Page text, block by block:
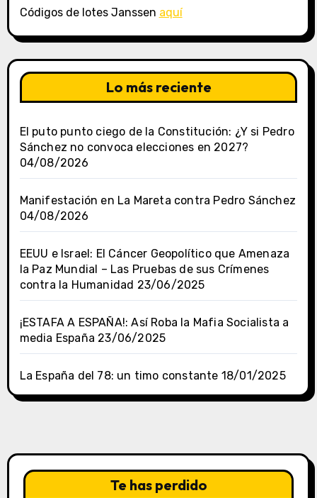
Códigos de lotes Janssen aquí
Lo más reciente
El puto punto ciego de la Constitución: ¿Y si Pedro
Sánchez no convoca elecciones en 2027?
04/08/2026
Manifestación en La Mareta contra Pedro Sánchez
04/08/2026
EEUU e Israel: El Cáncer Geopolítico que Amenaza
la Paz Mundial – Las Pruebas de sus Crímenes
contra la Humanidad 23/06/2025
¡ESTAFA A ESPAÑA!: Así Roba la Mafia Socialista a
media España 23/06/2025
La España del 78: un timo constante 18/01/2025
Te has perdido